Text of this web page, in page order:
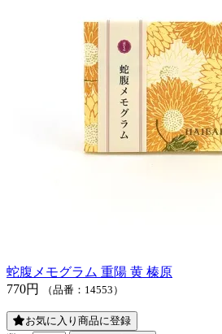
蛇腹メモグラム 重陽 黄 榛原
770円
（品番：14553）
お気に入り商品に登録